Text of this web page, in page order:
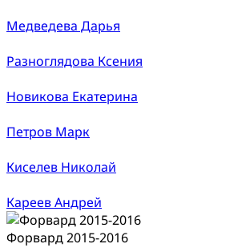
Медведева Дарья
Разноглядова Ксения
Новикова Екатерина
Петров Марк
Киселев Николай
Кареев Андрей
Форвард 2015-2016